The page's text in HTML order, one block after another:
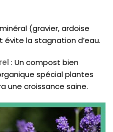
(gravier, ardoise
la stagnation d’eau.
: Un compost bien
spécial plantes
une croissance saine.